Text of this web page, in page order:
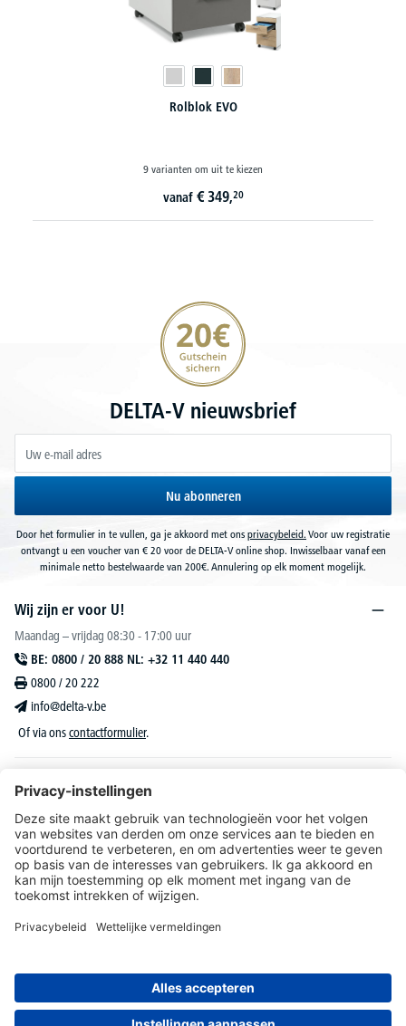
Rolblok EVO
9 varianten om uit te kiezen
vanaf € 349,20
20€ korting verzekeren
DELTA-V nieuwsbrief
Nu abonneren
Door het formulier in te vullen, ga je akkoord met ons privacybeleid. Voor uw registratie
ontvangt u een voucher van € 20 voor de DELTA-V online shop. Inwisselbaar vanaf een
minimale netto bestelwaarde van 200€. Annulering op elk moment mogelijk.
Wij zijn er voor U!
Maandag – vrijdag 08:30 - 17:00 uur
BE: 0800 / 20 888 NL: +32 11 440 440
0800 / 20 222
info@delta-v.be
Of via onscontactformulier.
DELTA-V Lucas
Klantenservice
Over DELTA-V
en organisaties.